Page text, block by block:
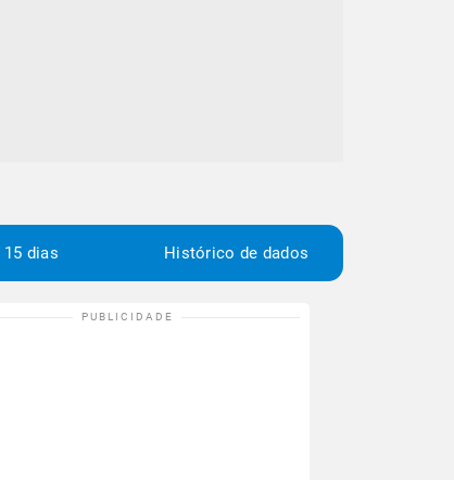
15 dias Histórico de dados